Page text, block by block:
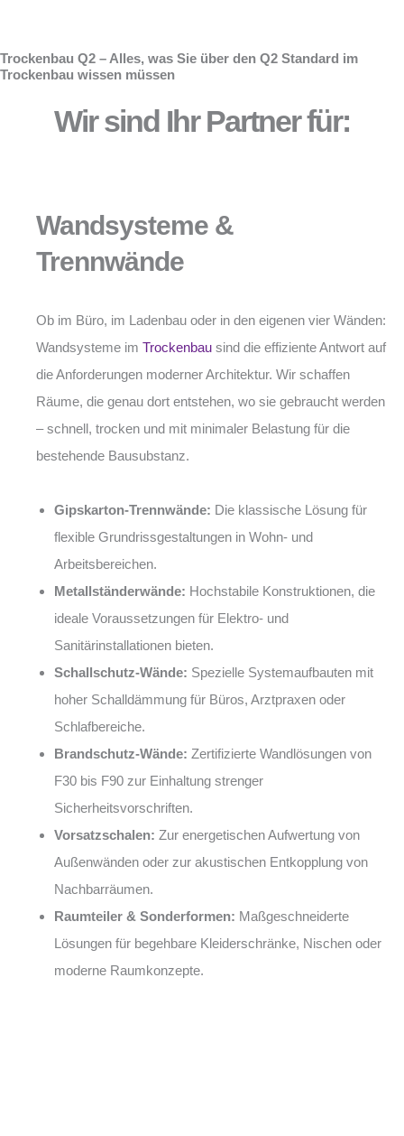
Trockenbau Q2 – Alles, was Sie über den Q2 Standard im
Trockenbau wissen müssen
Wir sind Ihr Partner für:
Wandsysteme &
Trennwände
Ob im Büro, im Ladenbau oder in den eigenen vier Wänden:
Wandsysteme im Trockenbau sind die effiziente Antwort auf
die Anforderungen moderner Architektur. Wir schaffen
Räume, die genau dort entstehen, wo sie gebraucht werden
– schnell, trocken und mit minimaler Belastung für die
bestehende Bausubstanz.
Gipskarton-Trennwände: Die klassische Lösung für
flexible Grundrissgestaltungen in Wohn- und
Arbeitsbereichen.
Metallständerwände: Hochstabile Konstruktionen, die
ideale Voraussetzungen für Elektro- und
Sanitärinstallationen bieten.
Schallschutz-Wände: Spezielle Systemaufbauten mit
hoher Schalldämmung für Büros, Arztpraxen oder
Schlafbereiche.
Brandschutz-Wände: Zertifizierte Wandlösungen von
F30 bis F90 zur Einhaltung strenger
Sicherheitsvorschriften.
Vorsatzschalen: Zur energetischen Aufwertung von
Außenwänden oder zur akustischen Entkopplung von
Nachbarräumen.
Raumteiler & Sonderformen: Maßgeschneiderte
Lösungen für begehbare Kleiderschränke, Nischen oder
moderne Raumkonzepte.